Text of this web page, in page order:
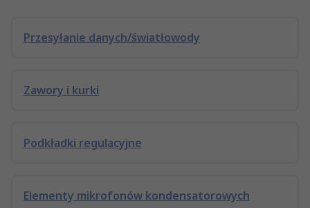
Przesyłanie danych/światłowody
Zawory i kurki
Podkładki regulacyjne
Elementy mikrofonów kondensatorowych